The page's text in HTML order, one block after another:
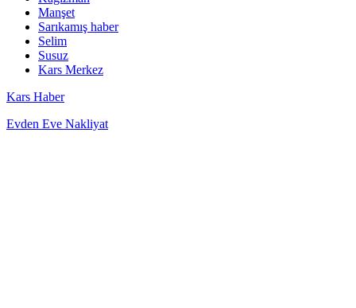
Manşet
Sarıkamış haber
Selim
Susuz
Kars Merkez
Kars Haber
Evden Eve Nakliyat